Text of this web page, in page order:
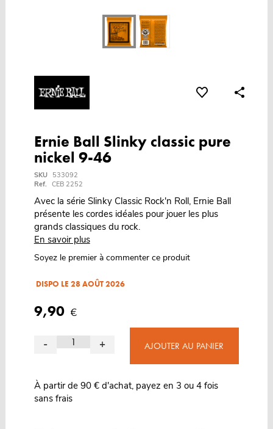
Ernie Ball Slinky classic pure
nickel 9-46
SKU
533092
Ref. CEB 2252
Avec la série Slinky Classic Rock'n Roll, Ernie Ball
présente les cordes idéales pour jouer les plus
grands classiques du rock.
En savoir plus
Soyez le premier à commenter ce produit
DISPO LE 28 AOÛT 2026
9,90 €
- + AJOUTER AU PANIER
À partir de 90 € d'achat, payez en 3 ou 4 fois
sans frais